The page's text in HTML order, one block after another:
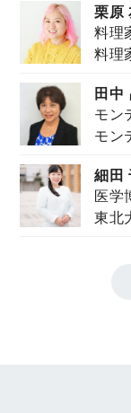
栗原
料理
料理
田中
モン
ズハ
モン
細田
医学
東北